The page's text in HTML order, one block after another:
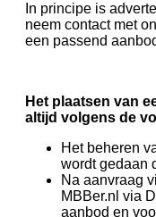
In principe is
neem contact met
een passend
Het plaatsen van
altijd volgens de
Het beheren
wordt gedaan
Na aanvraag
MBBer.nl via
aanbod en